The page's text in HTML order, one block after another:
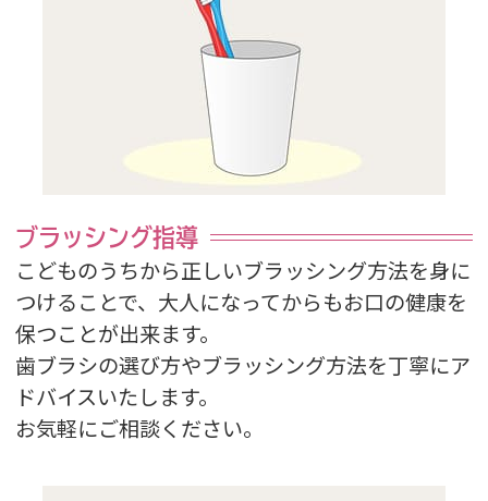
ブラッシング指導
こどものうちから正しいブラッシング方法を身に
つけることで、大人になってからもお口の健康を
保つことが出来ます。
歯ブラシの選び方やブラッシング方法を丁寧にア
ドバイスいたします。
お気軽にご相談ください。